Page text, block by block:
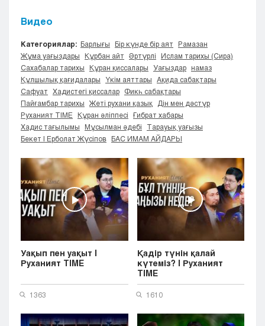
Жезказган
Кокшетау
Костанай
Кызылорда
Павлодар
Петропавловск
Семей
Талдыкорган
Туркестан
Уральск
Усть-Каменогорск
Шымкент
Видео
Категориялар: Барлығы Бір күнде бір аят
Рамазан
Жұма уағыздары
Құрбан айт Әртүрлі
Ислам тарихы (Сира)
Сахабалар тарихы
Құран қиссалары Уағыздар
намаз
Құлшылық қағидалары
Үкім аяттары
Ақида сабақтары
Сафуат
Хадистегі қиссалар
Фикһ сабақтары
Пайғамбар тарихы
Жеті рухани қазық
Дін мен дәстүр
Руханият TIME
Құран әліппесі
Ғибрат хабары
Хадис тағылымы
Мұсылман әдебі
Тарауық уағызы
Бекет | Ерболат Жүсіпов
БАС ИМАМ АЙДАРЫ
Уақып пен уақыт |
Руханият TIME
1363
Қадір түнін қалай
күтеміз? | Руханият
TIME
1610